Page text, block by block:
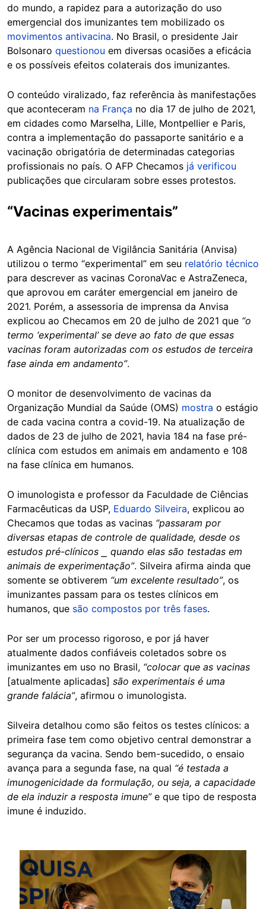
do mundo, a rapidez para a autorização do uso
emergencial dos imunizantes tem mobilizado os
movimentos antivacina. No Brasil, o presidente Jair
Bolsonaro questionou em diversas ocasiões a eficácia
e os possíveis efeitos colaterais dos imunizantes.
O conteúdo viralizado, faz referência às manifestações
que aconteceram na França no dia 17 de julho de 2021,
em cidades como Marselha, Lille, Montpellier e Paris,
contra a implementação do passaporte sanitário e a
vacinação obrigatória de determinadas categorias
profissionais no país. O AFP Checamos já verificou
publicações que circularam sobre esses protestos.
“Vacinas experimentais”
A Agência Nacional de Vigilância Sanitária (Anvisa)
utilizou o termo “experimental” em seu relatório técnico
para descrever as vacinas CoronaVac e AstraZeneca,
que aprovou em caráter emergencial em janeiro de
2021. Porém, a assessoria de imprensa da Anvisa
explicou ao Checamos em 20 de julho de 2021 que “o
termo ‘experimental’ se deve ao fato de que essas
vacinas foram autorizadas com os estudos de terceira
fase ainda em andamento”.
O monitor de desenvolvimento de vacinas da
Organização Mundial da Saúde (OMS) mostra o estágio
de cada vacina contra a covid-19. Na atualização de
dados de 23 de julho de 2021, havia 184 na fase pré-
clínica com estudos em animais em andamento e 108
na fase clínica em humanos.
O imunologista e professor da Faculdade de Ciências
Farmacêuticas da USP, Eduardo Silveira, explicou ao
Checamos que todas as vacinas “passaram por
diversas etapas de controle de qualidade, desde os
estudos pré-clínicos ⎯ quando elas são testadas em
animais de experimentação”. Silveira afirma ainda que
somente se obtiverem “um excelente resultado”, os
imunizantes passam para os testes clínicos em
humanos, que são compostos por três fases.
Por ser um processo rigoroso, e por já haver
atualmente dados confiáveis coletados sobre os
imunizantes em uso no Brasil, “colocar que as vacinas
[atualmente aplicadas] são experimentais é uma
grande falácia”, afirmou o imunologista.
Silveira detalhou como são feitos os testes clínicos: a
primeira fase tem como objetivo central demonstrar a
segurança da vacina. Sendo bem-sucedido, o ensaio
avança para a segunda fase, na qual “é testada a
imunogenicidade da formulação, ou seja, a capacidade
de ela induzir a resposta imune”e que tipo de resposta
imune é induzido.
Image